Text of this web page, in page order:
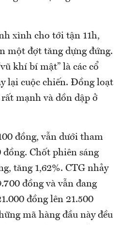
xình cho tới tận 11h,
một đợt tăng dựng đứng.
khí bí mật” là các cổ
lại cuộc chiến. Đồng loạt
mạnh và dồn dập ở
đồng, vẫn dưới tham
Chốt phiên sáng
tăng 1,62%. CTG nhảy
đồng và vẫn đang
đồng lên 21.500
mã hàng đầu này đều